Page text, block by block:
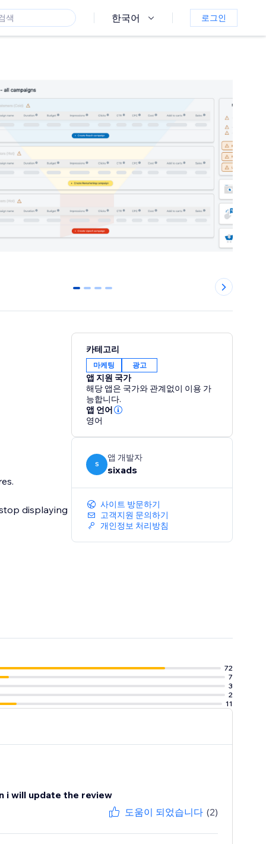
한국어 로그인
0 1 2 3
displaying
카테고리
마케팅 광고
앱 지원 국가
해당 앱은 국가와 관계없이 이용 가
능합니다.
앱 언어
영어
S
앱 개발자
sixads
사이트 방문하기
고객지원 문의하기
개인정보 처리방침
72
7
3
2
11
i will update the review
도움이 되었습니다 (2)